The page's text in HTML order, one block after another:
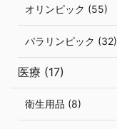
オリンピック (55)
パラリンピック (32)
医療 (17)
衛生用品 (8)